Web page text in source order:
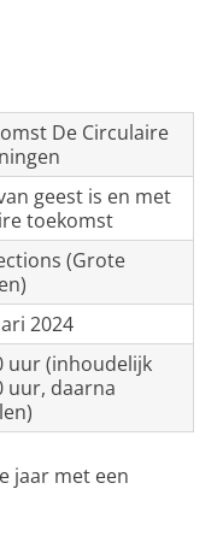
De Circulaire
geest is en met
toekomst
(Grote
2024
uur (inhoudelijk
uur, daarna
jaar met een